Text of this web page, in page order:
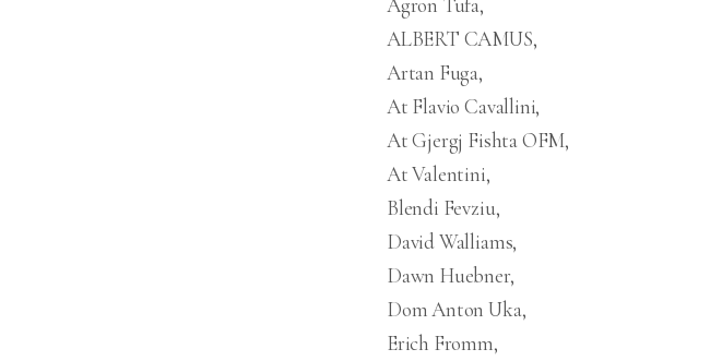
ALBERT CAMUS
Artan Fuga
At Flavio Cavallini
At Gjergj Fishta OFM
At Valentini
Blendi Fevziu
David Walliams
Dawn Huebner
Dom Anton Uka
Erich Fromm